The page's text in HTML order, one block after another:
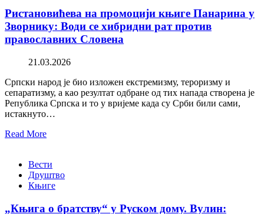
Ристановићева на промоцији књиге Панарина у
Зворнику: Води се хибридни рат против
православних Словена
21.03.2026
Српски народ је био изложен екстремизму, тероризму и
сепаратизму, а као резултат одбране од тих напада створена је
Република Српска и то у вријеме када су Срби били сами,
истакнуто…
Read More
Вести
Друштво
Књиге
„Књига о братству“ у Руском дому. Вулин: